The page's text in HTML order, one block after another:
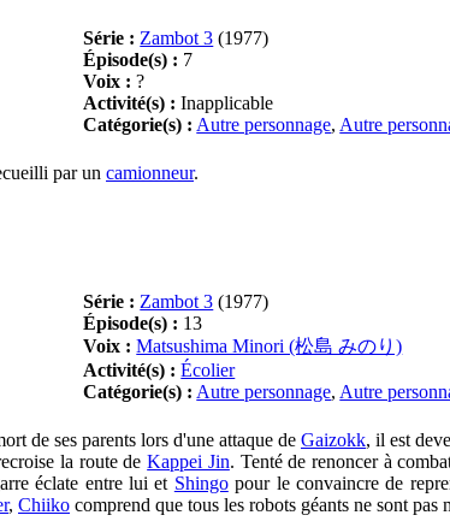
Série : Zambot 3 (1977)
Épisode(s) : 7
Voix : ?
Activité(s) : Inapplicable
Catégorie(s) : Autre personnage, Autre
par un camionneur.
Série : Zambot 3 (1977)
Épisode(s) : 13
Voix : Matsushima Minori (松島 みのり)
Activité(s) : Écolier
Catégorie(s) : Autre personnage, Autre
de ses parents lors d'une attaque de Gaizokk, il est
la route deKappei Jin. Tenté de renoncer à
éclate entre lui et Shingopour le convaincre de
, Chiiko comprend que tous les robots géants ne sont